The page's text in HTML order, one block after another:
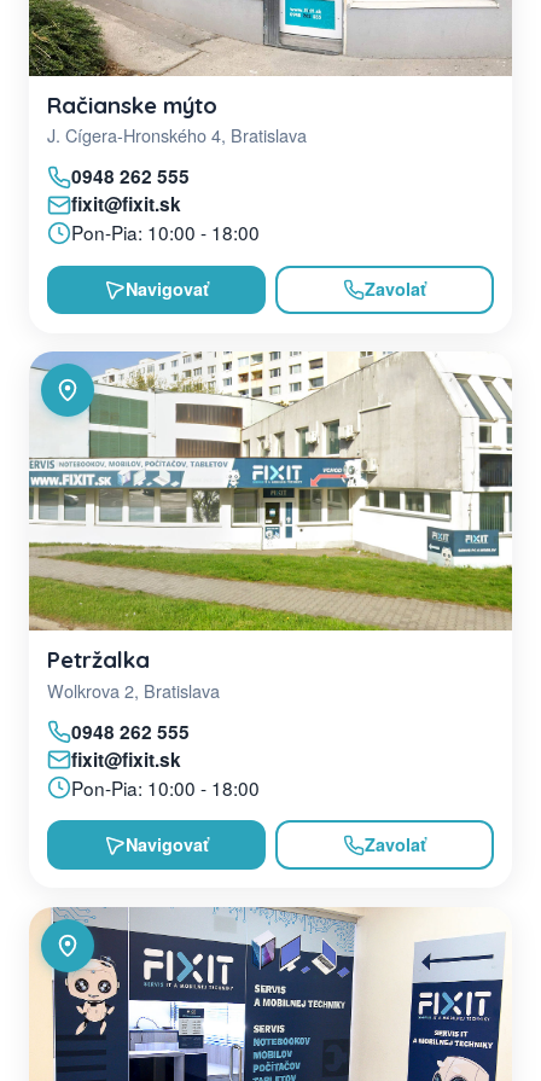
Račianske mýto
J. Cígera-Hronského 4, Bratislava
0948 262 555
fixit@fixit.sk
Pon-Pia: 10:00 - 18:00
Navigovať Zavolať
Petržalka
Wolkrova 2, Bratislava
0948 262 555
fixit@fixit.sk
Pon-Pia: 10:00 - 18:00
Navigovať Zavolať